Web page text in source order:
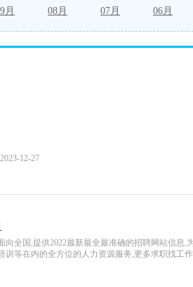
月 08月 07月 06月
2023-12-27
向全国,提供2022最新最全最准确的招聘网站信息,
训等在内的全方位的人力资源服务,更多求职找工